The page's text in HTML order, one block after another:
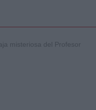
misteriosa del Profesor